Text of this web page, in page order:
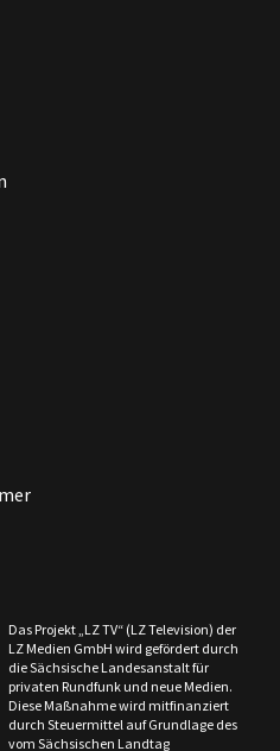
Das Projekt „LZ TV“ (LZ Television) der
LZ Medien GmbH wird gefördert durch
die Sächsische Landesanstalt für
privaten Rundfunk und neue Medien.
Diese Maßnahme wird mitfinanziert
durch Steuermittel auf Grundlage des
vom Sächsischen Landtag